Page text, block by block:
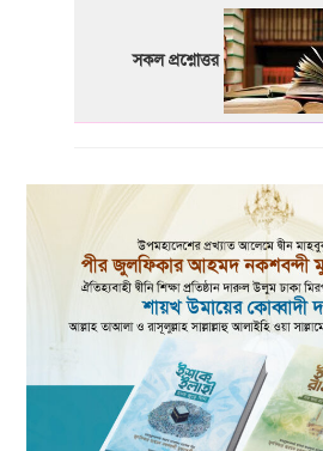
সকল প্রশ্নোত্তর